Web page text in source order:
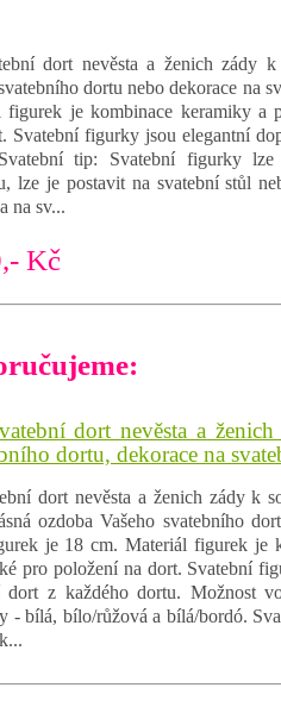
dort nevěsta a ženich zády
dortu nebo dekorace na
figurek je kombinace keramiky a
Svatební figurky jsou elegantní
tip: Svatební figurky
lze je postavit na svatební stůl
na sv...
Kč
dort nevěsta a
dortu, dekorace na
dort nevěsta a ženich zády k
ozdoba Vašeho svatebního
je 18 cm. Materiál figurek je
pro položení na dort. Svatební
dort z každého dortu. Možnost
- bílá, bílo/růžová a bílá/bordó.